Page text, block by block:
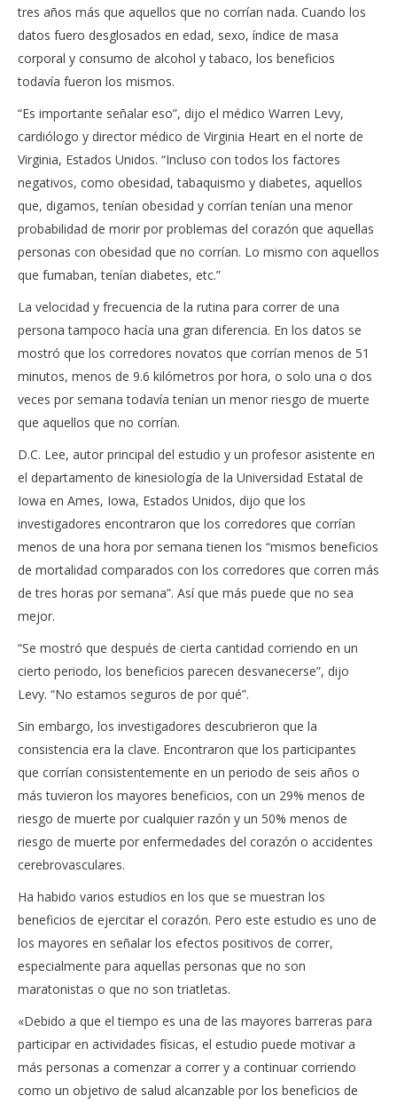
tres años más que aquellos que no corrían nada. Cuando los
datos fuero desglosados en edad, sexo, índice de masa
corporal y consumo de alcohol y tabaco, los beneficios
todavía fueron los mismos.
“Es importante señalar eso”, dijo el médico Warren Levy,
cardiólogo y director médico de Virginia Heart en el norte de
Virginia, Estados Unidos. “Incluso con todos los factores
negativos, como obesidad, tabaquismo y diabetes, aquellos
que, digamos, tenían obesidad y corrían tenían una menor
probabilidad de morir por problemas del corazón que aquellas
personas con obesidad que no corrían. Lo mismo con aquellos
que fumaban, tenían diabetes, etc.”
La velocidad y frecuencia de la rutina para correr de una
persona tampoco hacía una gran diferencia. En los datos se
mostró que los corredores novatos que corrían menos de 51
minutos, menos de 9.6 kilómetros por hora, o solo una o dos
veces por semana todavía tenían un menor riesgo de muerte
que aquellos que no corrían.
D.C. Lee, autor principal del estudio y un profesor asistente en
el departamento de kinesiología de la Universidad Estatal de
Iowa en Ames, Iowa, Estados Unidos, dijo que los
investigadores encontraron que los corredores que corrían
menos de una hora por semana tienen los “mismos beneficios
de mortalidad comparados con los corredores que corren más
de tres horas por semana”. Así que más puede que no sea
mejor.
“Se mostró que después de cierta cantidad corriendo en un
cierto periodo, los beneficios parecen desvanecerse”, dijo
Levy. “No estamos seguros de por qué”.
Sin embargo, los investigadores descubrieron que la
consistencia era la clave. Encontraron que los participantes
que corrían consistentemente en un periodo de seis años o
más tuvieron los mayores beneficios, con un 29% menos de
riesgo de muerte por cualquier razón y un 50% menos de
riesgo de muerte por enfermedades del corazón o accidentes
cerebrovasculares.
Ha habido varios estudios en los que se muestran los
beneficios de ejercitar el corazón. Pero este estudio es uno de
los mayores en señalar los efectos positivos de correr,
especialmente para aquellas personas que no son
maratonistas o que no son triatletas.
«Debido a que el tiempo es una de las mayores barreras para
participar en actividades físicas, el estudio puede motivar a
más personas a comenzar a correr y a continuar corriendo
como un objetivo de salud alcanzable por los beneficios de